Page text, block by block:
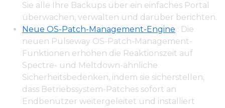
Sie alle Ihre Backups über ein einfaches Portal
überwachen, verwalten und darüber berichten.
Neue OS-Patch-Management-Engine : Die
neuen Pulseway OS-Patch-Management-
Funktionen erhöhen die Reaktionszeit auf
Spectre- und Meltdown-ähnliche
Sicherheitsbedenken, indem sie sicherstellen,
dass Betriebssystem-Patches sofort an
Endbenutzer weitergeleitet und installiert